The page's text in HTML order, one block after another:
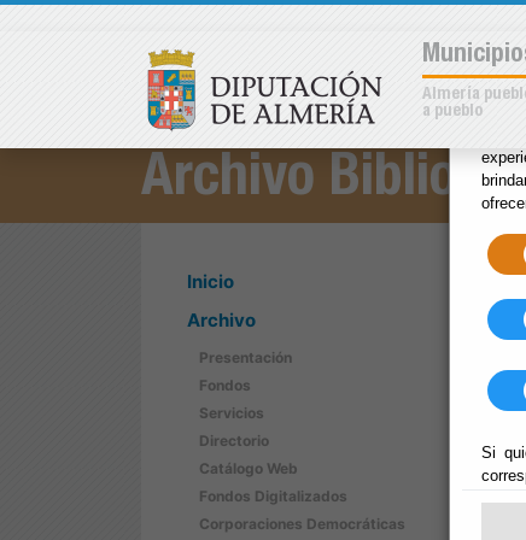
Si
Archivo
Inicio
Archivo
Presentación
Fondos
Servicios
Directorio
Catálogo Web
Fondos Digitalizados
Corporaciones Democráticas
Almería
a pueblo